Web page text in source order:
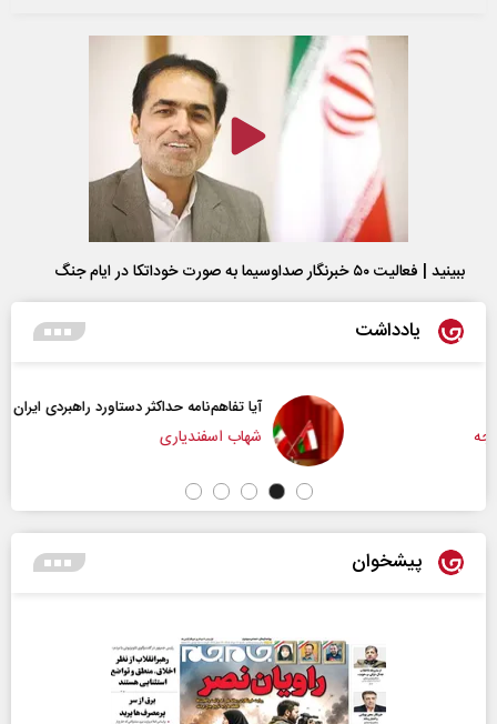
ببینید | فعالیت ۵۰ خبرنگار صداوسیما به صورت خوداتکا در ایام جنگ
یادداشت
آیا تفاهم‌نامه حداکثر دستاورد راهبردی ایران بود؟
شهاب اسفندیاری
پیشخوان